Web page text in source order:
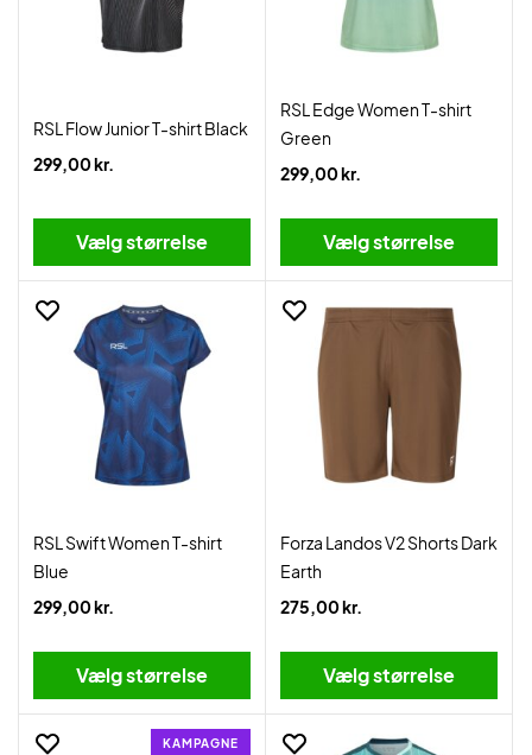
RSL Flow Junior T-shirt Black
299,00 kr.
Vælg størrelse
RSL Edge Women T-shirt
Green
299,00 kr.
Vælg størrelse
RSL Swift Women T-shirt
Blue
299,00 kr.
Vælg størrelse
Forza Landos V2 Shorts Dark
Earth
275,00 kr.
Vælg størrelse
KAMPAGNE